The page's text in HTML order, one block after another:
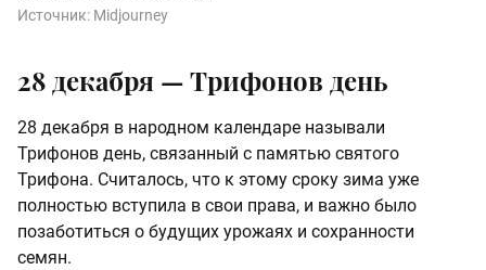
Источник: Midjourney
28 декабря — Трифонов день
28 декабря в народном календаре называли
Трифонов день, связанный с памятью святого
Трифона. Считалось, что к этому сроку зима уже
полностью вступила в свои права, и важно было
позаботиться о будущих урожаях и сохранности
семян.